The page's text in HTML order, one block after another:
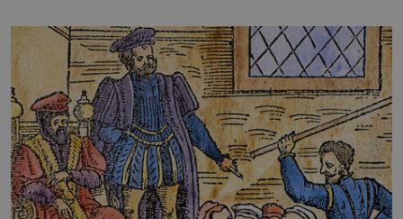
zdálo o jednorožcích, krásných princeznách, statečných
rytířích a létajících dracích.